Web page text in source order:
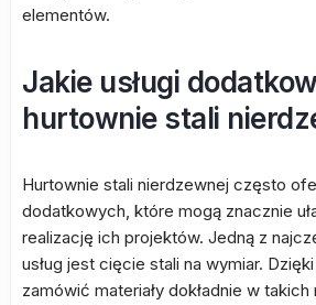
elementów.
Jakie usługi
hurtownie stali
Hurtownie stali nierdzewnej często
dodatkowych, które mogą znacznie
realizację ich projektów. Jedną z
usług jest cięcie stali na wymiar.
zamówić materiały dokładnie w